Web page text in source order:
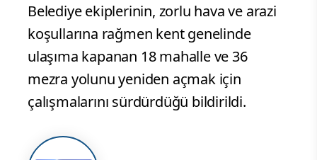
Belediye ekiplerinin, zorlu hava ve arazi
koşullarına rağmen kent genelinde
ulaşıma kapanan 18 mahalle ve 36
mezra yolunu yeniden açmak için
çalışmalarını sürdürdüğü bildirildi.